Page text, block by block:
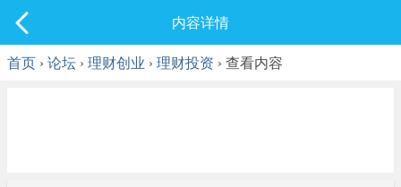
最新发表
内容详情
首页 › 论坛 › 理财创业 › 理财投资 › 查看内容